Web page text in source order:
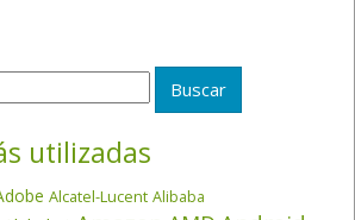
utilizadas
Alcatel-Lucent Alibaba